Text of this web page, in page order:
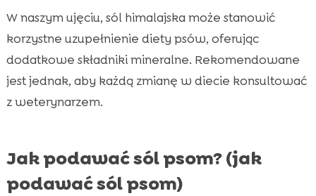
W naszym ujęciu, sól himalajska może stanowić
korzystne uzupełnienie diety psów, oferując
dodatkowe składniki mineralne. Rekomendowane
jest jednak, aby każdą zmianę w diecie konsultować
z weterynarzem.
Jak podawać sól psom? (jak
podawać sól psom)